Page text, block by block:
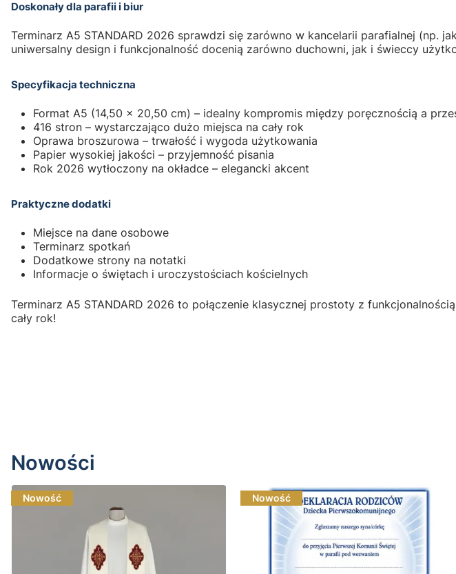
Doskonały dla parafii i biur
Terminarz A5 STANDARD 2026 sprawdzi się zarówno w kancelarii parafialnej (np.
uniwersalny design i funkcjonalność docenią zarówno duchowni, jak i świeccy
Specyfikacja techniczna
Format A5 (14,50 × 20,50 cm) – idealny kompromis między poręcznością a
416 stron – wystarczająco dużo miejsca na cały rok
Oprawa broszurowa – trwałość i wygoda użytkowania
Papier wysokiej jakości – przyjemność pisania
Rok 2026 wytłoczony na okładce – elegancki akcent
Praktyczne dodatki
Miejsce na dane osobowe
Terminarz spotkań
Dodatkowe strony na notatki
Informacje o świętach i uroczystościach kościelnych
Terminarz A5 STANDARD 2026 to połączenie klasycznej prostoty z
cały rok!
Nowości
Nowość Nowość